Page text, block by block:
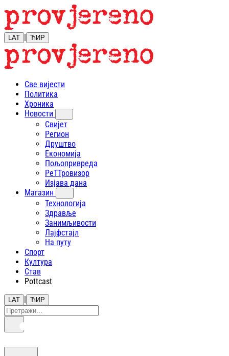
LAT | ЋИР
Све вијести
Политика
Хроника
Новости
Свијет
Регион
Друштво
Економија
Пољопривреда
РеТТровизор
Изјава дана
Магазин
Технологија
Здравље
Занимљивости
Лајфстajл
На путу
Спорт
Култура
Став
Pottcast
LAT | ЋИР